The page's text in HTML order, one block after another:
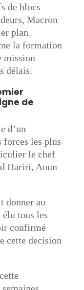
de blocs
Macron
plan.
la formation
mission
délais.
de
d’un
forces les plus
le chef
Hariri, Aoun
donner au
tous les
confirmé
cette decision